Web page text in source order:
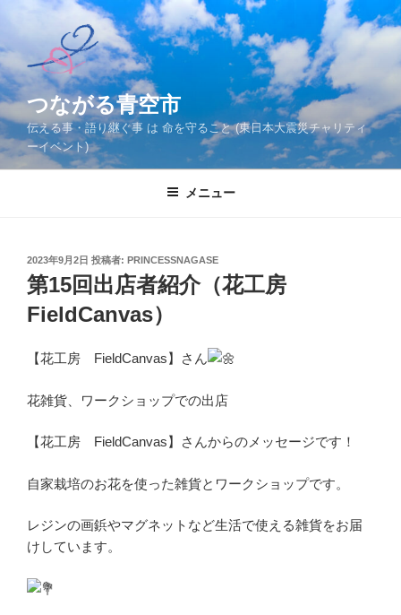
テ
ン
ツ
へ
ス
キ
つながる青空市
伝える事・語り継ぐ事 は 命を守ること (東日本大震災チャリティ
ーイベント)
メニュー
投
稿
日:
2023年9月2日 投稿者: PRINCESSNAGASE
第15回出店者紹介（花工房
FieldCanvas）
【花工房 FieldCanvas】さん
花雑貨、ワークショップでの出店
【花工房 FieldCanvas】さんからのメッセージです！
自家栽培のお花を使った雑貨とワークショップです。
レジンの画鋲やマグネットなど生活で使える雑貨をお届
けしています。